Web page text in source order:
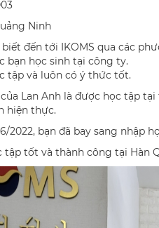
Ninh
biết đến tới IKOMS qua các
bạn học sinh tại công ty.
tập và luôn có ý thức tốt.
Lan Anh là được học tập
hiện thực.
2022, bạn đã bay sang nhập
tập tốt và thành công tại Hàn